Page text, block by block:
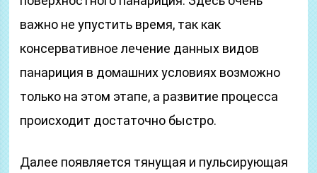
важно не упустить время, так как
консервативное лечение данных видов
панариция в домашних условиях возможно
только на этом этапе, а развитие процесса
происходит достаточно быстро.
Далее появляется тянущая и пульсирующая